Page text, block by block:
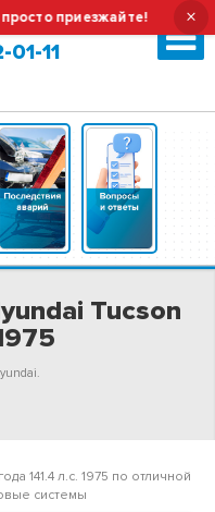
приезжайте! ×
город?)
11
Tucson
141.4 л.с. 1975 по отличной
системы